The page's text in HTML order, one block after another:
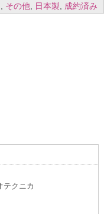
, その他, 日本製, 成約済み
テクニカ